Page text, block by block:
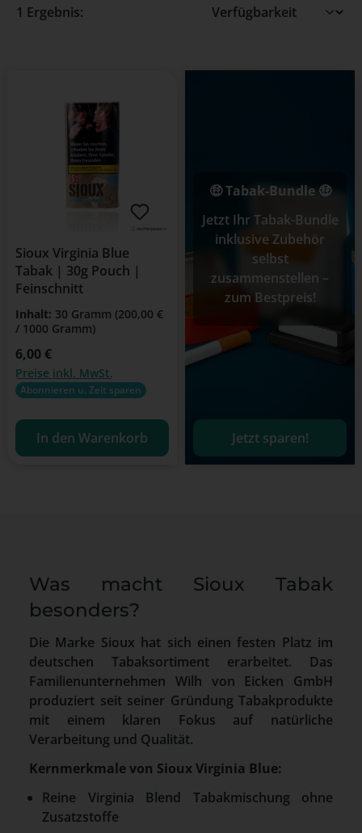
1 Ergebnis:
Sioux Virginia Blue
Tabak | 30g Pouch |
Feinschnitt
Inhalt: 30 Gramm (200,00 €
/ 1000 Gramm)
Regulärer Preis:
6,00 €
Preise inkl. MwSt.
Abonnieren u. Zeit sparen
In den Warenkorb
🤑 Tabak-Bundle 🤑
Jetzt Ihr Tabak-Bundle
inklusive Zubehör
selbst
zusammenstellen –
zum Bestpreis!
Jetzt sparen!
Was macht Sioux Tabak
besonders?
Die Marke Sioux hat sich einen festen Platz im
deutschen Tabaksortiment erarbeitet. Das
Familienunternehmen Wilh von Eicken GmbH
produziert seit seiner Gründung Tabakprodukte
mit einem klaren Fokus auf natürliche
Verarbeitung und Qualität.
Kernmerkmale von Sioux Virginia Blue:
Reine Virginia Blend Tabakmischung ohne
Zusatzstoffe